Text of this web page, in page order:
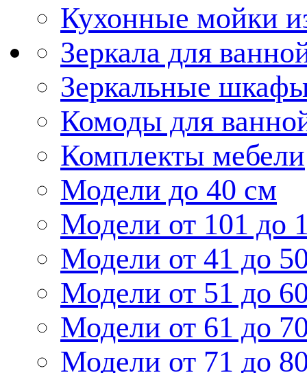
Кухонные мойки
Зеркала для
Зеркальные
Комоды для
Комплекты мебели
Модели до 40 см
Модели от 101 до
Модели от 41 до
Модели от 51 до
Модели от 61 до
Модели от 71 до